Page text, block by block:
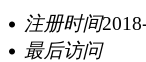
注册时间
最后访问